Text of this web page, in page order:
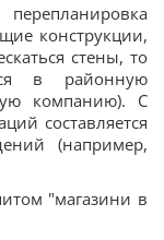
конструкции,
стены, то
в районную
компанию). С
составляется
(например,